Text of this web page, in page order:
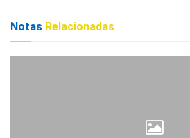
Notas Relacionadas